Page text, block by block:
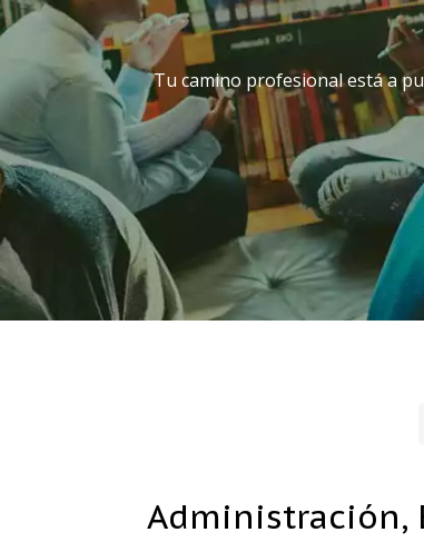
Tu camino profesional está a
Administración,